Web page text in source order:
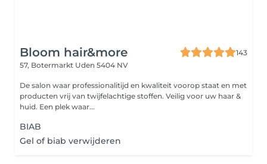
Bloom hair&more
143
57, Botermarkt Uden 5404 NV
De salon waar professionalitijd en kwaliteit voorop staat en met
producten vrij van twijfelachtige stoffen. Veilig voor uw haar &
huid. Een plek waar...
BIAB
Gel of biab verwijderen